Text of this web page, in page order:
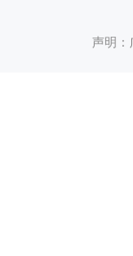
声明：